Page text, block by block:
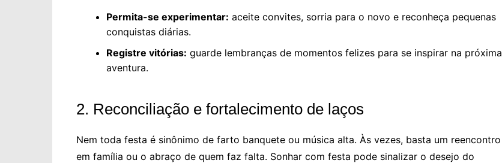
Permita-se experimentar: aceite convites, sorria para o novo e reconheça pequenas
conquistas diárias.
Registre vitórias: guarde lembranças de momentos felizes para se inspirar na próxima
aventura.
2. Reconciliação e fortalecimento de laços
Nem toda festa é sinônimo de farto banquete ou música alta. Às vezes, basta um reencontro
em família ou o abraço de quem faz falta. Sonhar com festa pode sinalizar o desejo do